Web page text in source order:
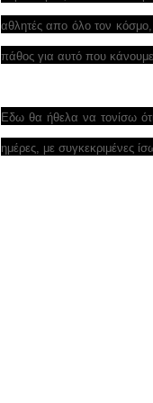
αθλητές απο όλο τον
πάθος για αυτό που
Εδω θα ήθελα να τονίσω
ημέρες, με συγκεκριμένες